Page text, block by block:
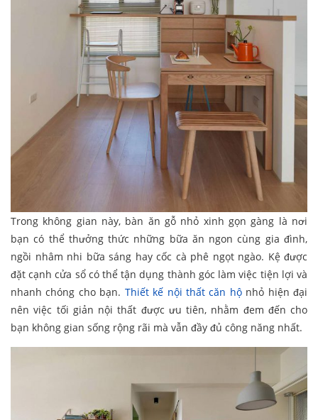
Trong không gian này, bàn ăn gỗ nhỏ xinh gọn gàng là nơi
bạn có thể thưởng thức những bữa ăn ngon cùng gia đình,
ngồi nhâm nhi bữa sáng hay cốc cà phê ngọt ngào. Kệ được
đặt cạnh cửa sổ có thể tận dụng thành góc làm việc tiện lợi và
nhanh chóng cho bạn. Thiết kế nội thất căn hộnhỏ hiện đại
nên việc tối giản nội thất được ưu tiên, nhằm đem đến cho
bạn không gian sống rộng rãi mà vẫn đầy đủ công năng nhất.